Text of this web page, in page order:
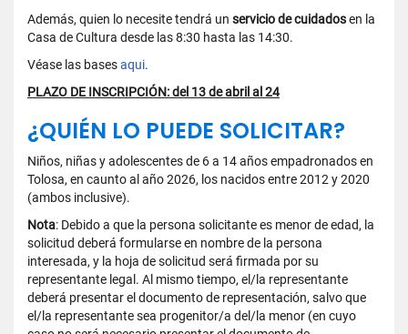
Además, quien lo necesite tendrá un servicio de cuidadosen la
Casa de Cultura desde las 8:30 hasta las 14:30.
Véase las basesaqui.
PLAZO DE INSCRIPCIÓN: del 13 de abril al 24
¿QUIÉN LO PUEDE SOLICITAR?
Niños, niñas y adolescentes de 6 a 14 años empadronados en
Tolosa, en caunto al año 2026, los nacidos entre 2012 y 2020
(ambos inclusive).
Nota: Debido a que la persona solicitante es menor de edad, la
solicitud deberá formularse en nombre de la persona
interesada, y la hoja de solicitud será firmada por su
representante legal. Al mismo tiempo, el/la representante
deberá presentar el documento de representación, salvo que
el/la representante sea progenitor/a del/la menor (en cuyo